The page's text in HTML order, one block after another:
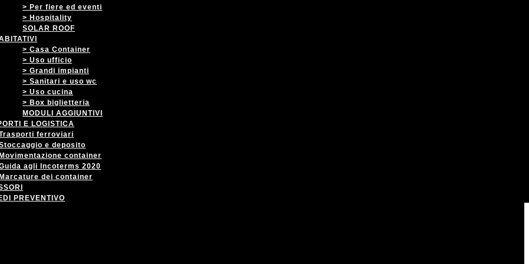
> Per fiere ed eventi
> Hospitality
SOLAR ROOF
> Casa Container
> Uso ufficio
> Grandi impianti
> Sanitari e uso wc
> Uso cucina
> Box biglietteria
MODULI AGGIUNTIVI
E LOGISTICA
ferroviari
e deposito
Movimentazione container
agli Incoterms 2020
Marcature dei container
PREVENTIVO